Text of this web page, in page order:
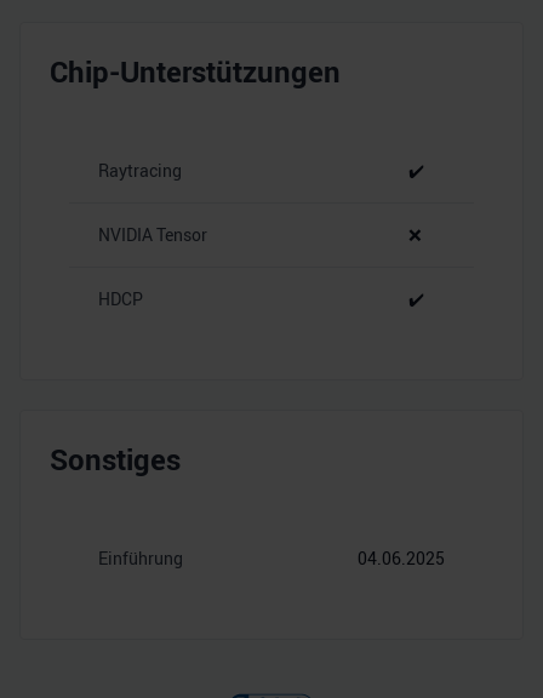
Chip-Unterstützungen
Raytracing ✔️
NVIDIA Tensor ❌
HDCP ✔️
Sonstiges
Einführung 04.06.2025